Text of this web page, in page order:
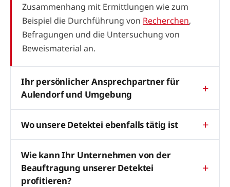
Zusammenhang mit Ermittlungen wie zum
Beispiel die Durchführung von Recherchen,
Befragungen und die Untersuchung von
Beweismaterial an.
Ihr persönlicher Ansprechpartner für
Aulendorf und Umgebung
Wo unsere Detektei ebenfalls tätig ist
Wie kann Ihr Unternehmen von der
Beauftragung unserer Detektei
profitieren?